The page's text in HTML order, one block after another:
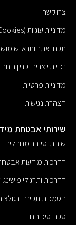
צרו קשר
מדיניות עוגיות (Cookies)
תקנון אתר ותנאי שימוש
זכויות יוצרים וקניין רוחני
מדיניות פרטיות
הצהרת נגישות
שירותי אבטחת
שירותי סייבר מנוהלים
הדרכות מודעות
הדרכות ותרגילי פישינג
הסמכות תקינה
סקרי סיכונים